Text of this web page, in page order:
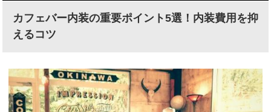
カフェバー内装の重要ポイント5選！内装費用を抑
えるコツ